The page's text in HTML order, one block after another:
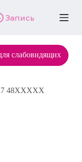
Запись
слабовидящих
48XXXXX